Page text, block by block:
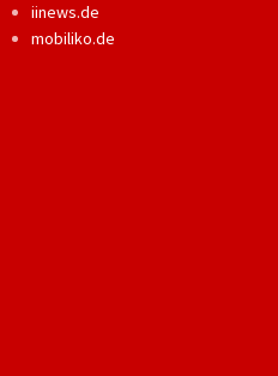
iinews.de
mobiliko.de